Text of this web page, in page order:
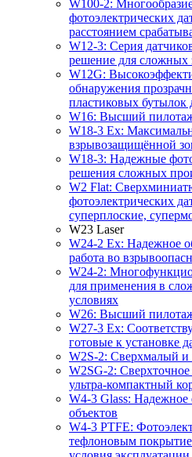
W100-2:
фотоэлектрических
расстоянием
W12-3: Серия
решение для сложных
W12G:
обнаружения
пластиковых бутылок
W16: Высший
W18-3 Ex:
взрывозащищённой
W18-3: Надежные
решения сложных
W2 Flat:
фотоэлектрических
суперплоские,
W23 Laser
W24-2 Ex: Надежное
работа во
W24-2:
для применения в
условиях
W26: Высший
W27-3 Ex:
готовые к установке
W2S-2: Сверхмалый
W2SG-2:
ультра-компактный
W4-3 Glass:
объектов
W4-3 PTFE:
тефлоновым